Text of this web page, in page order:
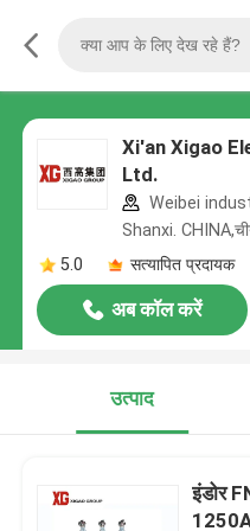
Xi'an Xigao
Ltd.
Weibei
Shanxi.
5.0
सत्यापित प्रदायक
अब कॉल करें
उत्पाद
इंडोर